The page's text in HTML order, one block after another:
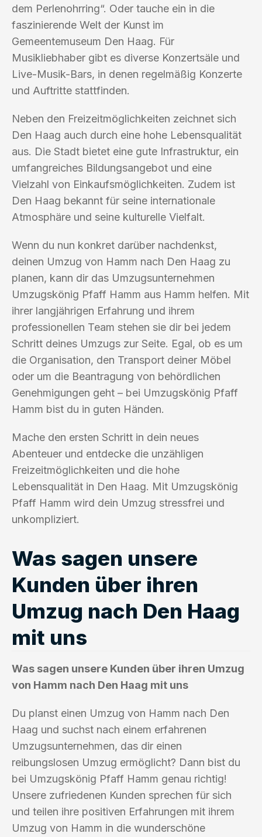
dem Perlenohrring“. Oder tauche ein in die
faszinierende Welt der Kunst im
Gemeentemuseum Den Haag. Für
Musikliebhaber gibt es diverse Konzertsäle und
Live-Musik-Bars, in denen regelmäßig Konzerte
und Auftritte stattfinden.
Neben den Freizeitmöglichkeiten zeichnet sich
Den Haag auch durch eine hohe Lebensqualität
aus. Die Stadt bietet eine gute Infrastruktur, ein
umfangreiches Bildungsangebot und eine
Vielzahl von Einkaufsmöglichkeiten. Zudem ist
Den Haag bekannt für seine internationale
Atmosphäre und seine kulturelle Vielfalt.
Wenn du nun konkret darüber nachdenkst,
deinen Umzug von Hamm nach Den Haag zu
planen, kann dir das Umzugsunternehmen
Umzugskönig Pfaff Hamm aus Hamm helfen. Mit
ihrer langjährigen Erfahrung und ihrem
professionellen Team stehen sie dir bei jedem
Schritt deines Umzugs zur Seite. Egal, ob es um
die Organisation, den Transport deiner Möbel
oder um die Beantragung von behördlichen
Genehmigungen geht – bei Umzugskönig Pfaff
Hamm bist du in guten Händen.
Mache den ersten Schritt in dein neues
Abenteuer und entdecke die unzähligen
Freizeitmöglichkeiten und die hohe
Lebensqualität in Den Haag. Mit Umzugskönig
Pfaff Hamm wird dein Umzug stressfrei und
unkompliziert.
Was sagen unsere
Kunden über ihren
Umzug nach Den Haag
mit uns
Was sagen unsere Kunden über ihren Umzug
von Hamm nach Den Haag mit uns
Du planst einen Umzug von Hamm nach Den
Haag und suchst nach einem erfahrenen
Umzugsunternehmen, das dir einen
reibungslosen Umzug ermöglicht? Dann bist du
bei Umzugskönig Pfaff Hamm genau richtig!
Unsere zufriedenen Kunden sprechen für sich
und teilen ihre positiven Erfahrungen mit ihrem
Umzug von Hamm in die wunderschöne